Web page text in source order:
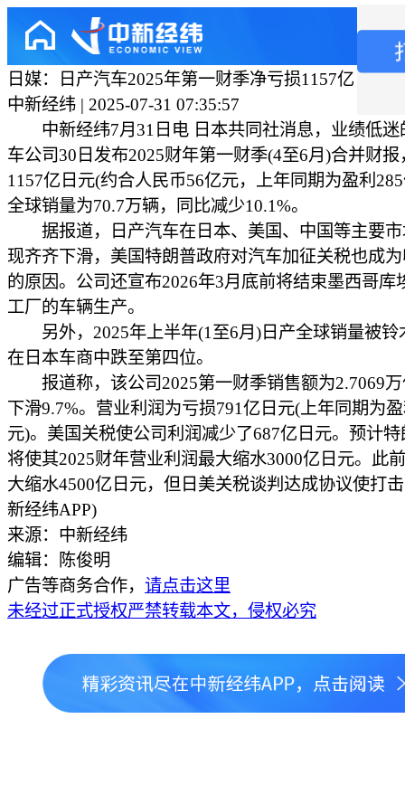
日媒：日产汽车2025年第一财季净亏损1157亿日元
中新经纬 | 2025-07-31 07:35:57
中新经纬7月31日电 日本共同社消息，业绩低迷
车公司30日发布2025财年第一财季(4至6月)合并财报
1157亿日元(约合人民币56亿元，上年同期为盈利
全球销量为70.7万辆，同比减少10.1%。
据报道，日产汽车在日本、美国、中国等主要市
现齐齐下滑，美国特朗普政府对汽车加征关税也成
的原因。公司还宣布2026年3月底前将结束墨西哥库
工厂的车辆生产。
另外，2025年上半年(1至6月)日产全球销量被铃
在日本车商中跌至第四位。
报道称，该公司2025第一财季销售额为2.7069万
下滑9.7%。营业利润为亏损791亿日元(上年同期为
元)。美国关税使公司利润减少了687亿日元。预计
将使其2025财年营业利润最大缩水3000亿日元。此
大缩水4500亿日元，但日美关税谈判达成协议使打
新经纬APP)
来源：中新经纬
编辑：陈俊明
广告等商务合作， 请点击这里
未经过正式授权严禁转载本文，侵权必究